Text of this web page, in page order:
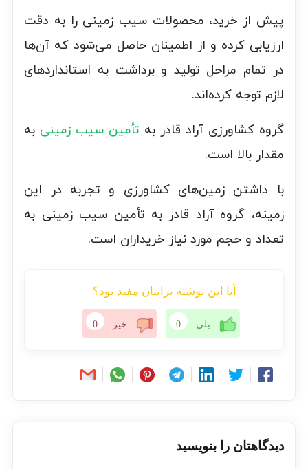
پیش از خرید، محصولات سیب زمینی را به دقت
ارزیابی کرده و از اطمینان حاصل می‌شود که آن‌ها
در تمام مراحل تولید و برداشت به استانداردهای
لازم توجه کرده‌اند.
گروه کشاورزی آراد قادر به تأمین سیب زمینی به
مقدار بالا است.
با داشتن زمین‌های کشاورزی و تجربه در این
زمینه، گروه آراد قادر به تأمین سیب زمینی به
تعداد و حجم مورد نیاز خریداران است.
آیا این نوشته برایتان مفید بود؟
بلی 0 خیر 0
دیدگاهتان را بنویسید